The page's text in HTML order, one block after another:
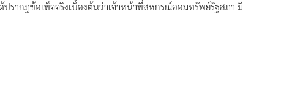
ปรากฎข้อเท็จจริงเบื้องต้นว่าเจ้าหน้าที่สหกรณ์ออมทรัพย์รัฐสภา มี